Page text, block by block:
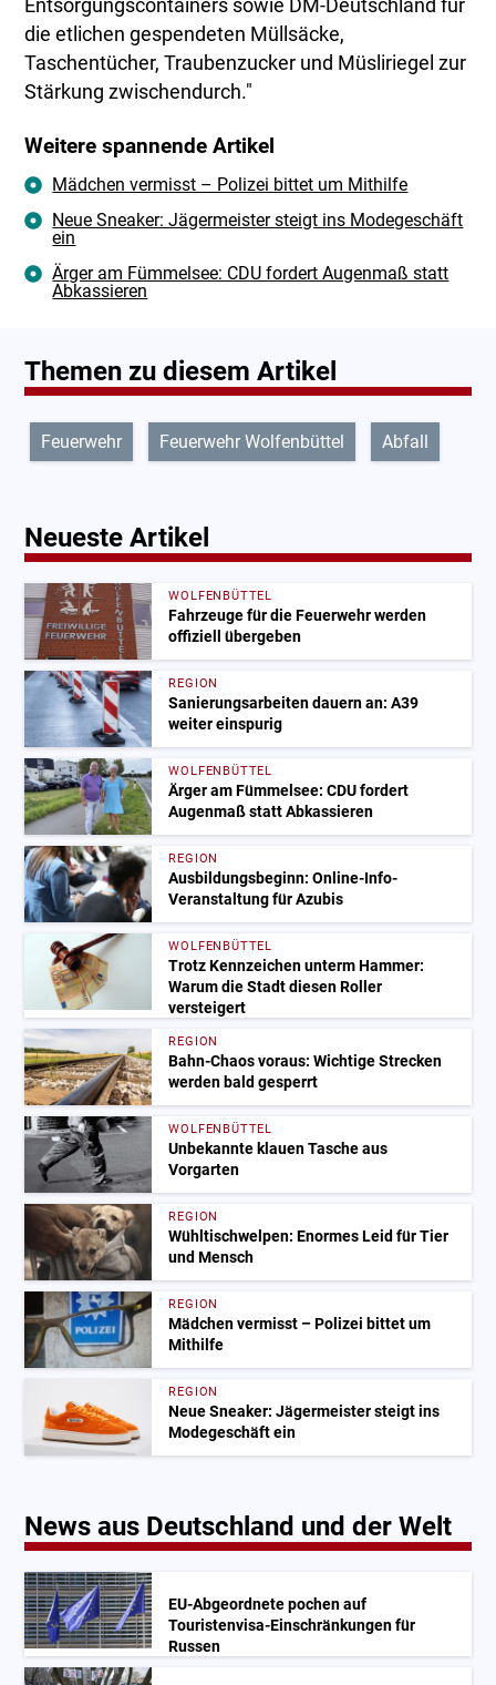
Entsorgungscontainers sowie DM-Deutschland für
die etlichen gespendeten Müllsäcke,
Taschentücher, Traubenzucker und Müsliriegel zur
Stärkung zwischendurch."
Weitere spannende Artikel
Mädchen vermisst – Polizei bittet um Mithilfe
Neue Sneaker: Jägermeister steigt ins Modegeschäft
ein
Ärger am Fümmelsee: CDU fordert Augenmaß statt
Abkassieren
Themen zu diesem Artikel
Feuerwehr Feuerwehr Wolfenbüttel Abfall
Neueste Artikel
WOLFENBÜTTEL
Fahrzeuge für die Feuerwehr werden
offiziell übergeben
REGION
Sanierungsarbeiten dauern an: A39
weiter einspurig
WOLFENBÜTTEL
Ärger am Fümmelsee: CDU fordert
Augenmaß statt Abkassieren
REGION
Ausbildungsbeginn: Online-Info-
Veranstaltung für Azubis
WOLFENBÜTTEL
Trotz Kennzeichen unterm Hammer:
Warum die Stadt diesen Roller
versteigert
REGION
Bahn-Chaos voraus: Wichtige Strecken
werden bald gesperrt
WOLFENBÜTTEL
Unbekannte klauen Tasche aus
Vorgarten
REGION
Wühltischwelpen: Enormes Leid für Tier
und Mensch
REGION
Mädchen vermisst – Polizei bittet um
Mithilfe
REGION
Neue Sneaker: Jägermeister steigt ins
Modegeschäft ein
News aus Deutschland und der Welt
EU-Abgeordnete pochen auf
Touristenvisa-Einschränkungen für
Russen